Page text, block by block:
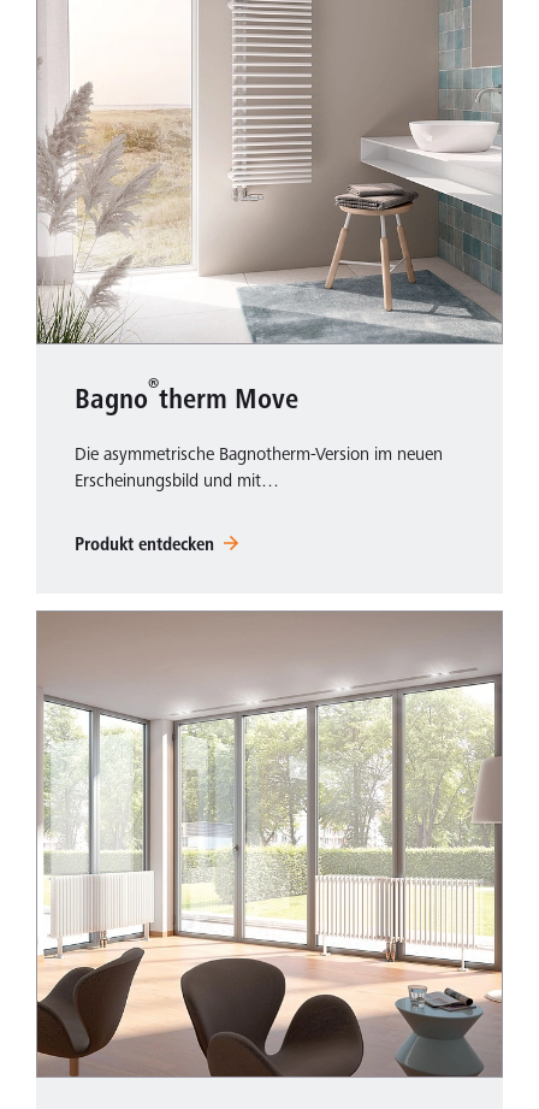
Bagno
®
therm Move
Die asymmetrische Bagnotherm-Version im neuen
Erscheinungsbild und mit…
Produkt entdecken